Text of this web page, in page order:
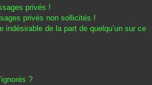
privés !
privés non sollicités !
indésirable de la part de quelqu’un sur ce
?